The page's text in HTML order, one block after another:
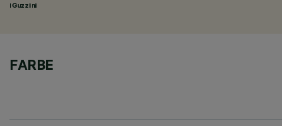
iGuzzini
FARBE